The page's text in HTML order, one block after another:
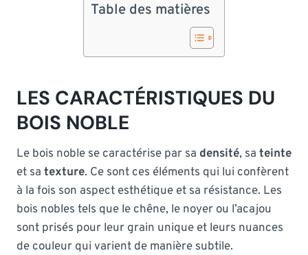
Table des matières
LES CARACTÉRISTIQUES DU
BOIS NOBLE
Le bois noble se caractérise par sa densité, sa teinte
et sa texture. Ce sont ces éléments qui lui confèrent
à la fois son aspect esthétique et sa résistance. Les
bois nobles tels que le chêne, le noyer ou l’acajou
sont prisés pour leur grain unique et leurs nuances
de couleur qui varient de manière subtile.